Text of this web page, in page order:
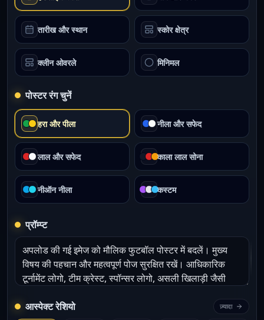
तारीख और स्थान स्कोर क्षेत्र
क्लीन ओवरले मिनिमल
पोस्टर रंग चुनें
हरा और पीला नीला और सफेद
लाल और सफेद काला लाल सोना
नीऑन नीला कस्टम
प्रॉम्प्ट
आस्पेक्ट रेशियो ज़्यादा